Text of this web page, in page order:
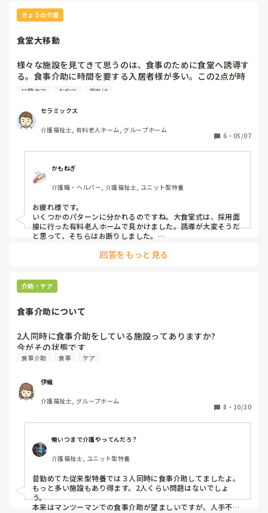
きょうの介護
食堂大移動
様々な施設を見てきて思うのは、食事のために食堂へ誘導す
る。食事介助に時間を要する入居者様が多い。この2点が時
間を費やすボトルネックになっているような気がします。大
①大食堂へ誘導・お声掛けを行う
②フロアの共有スペースに食堂があり、同一フロア内でお食
③フロアの共有スペースで食事をされる方と、1階または最
上階の食堂で食事される方に分かれる
①の一同に食堂に誘導する施設は、中・大規模の有料老人ホ
ームに多いので、それだけでかなりの時間を要します。車椅
子へ移乗の方も一部介助や自立の方も、大食堂へと集合させ
なければなりません。
従来型もユニット型も②方式です。グループホームもです。
①の大食堂方式でしかも、口腔ケアは各居室で行うとなる
と、更に時間を要します。自立の方は食堂へ来ていただき、
し上がっていただくといった使い分けが本来なら必要になっ
結果、おやつを食べてほどなく食堂へ誘導。食堂へ行く前
に、フロアの共有スペースで待機といった状態で、食事をす
ればなりません。食事開始時間を早める施設もあります。食
事開始が4時半や5時など（最も早い事業所で、4時という所
口腔ケア おやつ 声掛け
セラミックス
介護福祉士, 有料老人ホーム, グループホーム
6 ・ 05/07
かもねぎ
介護職・ヘルパー, 介護福祉士, ユニット型特養
お疲れ様です。
いくつかのパターンに分かれるのですね。大食堂式は、採用面
接に行った有料老人ホームで見かけました。誘導が大変そうだ
と思って、そちらはお断りしました。
回答をもっと見る
介助・ケア
食事介助について
2人同時に食事介助をしている施設ってありますか?
食事介助 食事 ケア
伊織
介護福祉士, グループホーム
8 ・ 10/30
俺いつまで介護やってんだろ？
介護福祉士, ユニット型特養
昔勤めてた従来型特養では３人同時に食事介助してましたよ。
もっと多い施設もあり得ます。2人くらい問題はないでしょ
う。
本来はマンツーマンでの食事介助が望ましいですが、人手不足